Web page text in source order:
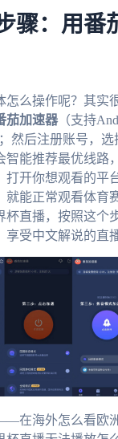
骤：用番
怎么操作呢？其实
茄加速器（支持
然后注册账号，选
智能推荐最优线路
打开你想观看的平
就能正常观看体育
杯直播，按照这个
受中文解说的直播
在海外怎么看欧